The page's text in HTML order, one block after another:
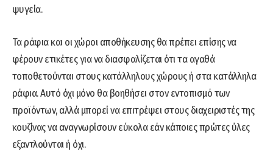
ψυγεία.
Τα ράφια και οι χώροι αποθήκευσης θα πρέπει επίσης να
φέρουν ετικέτες για να διασφαλίζεται ότι τα αγαθά
τοποθετούνται στους κατάλληλους χώρους ή στα κατάλληλα
ράφια. Αυτό όχι μόνο θα βοηθήσει στον εντοπισμό των
προϊόντων, αλλά μπορεί να επιτρέψει στους διαχειριστές της
κουζίνας να αναγνωρίσουν εύκολα εάν κάποιες πρώτες ύλες
εξαντλούνται ή όχι.